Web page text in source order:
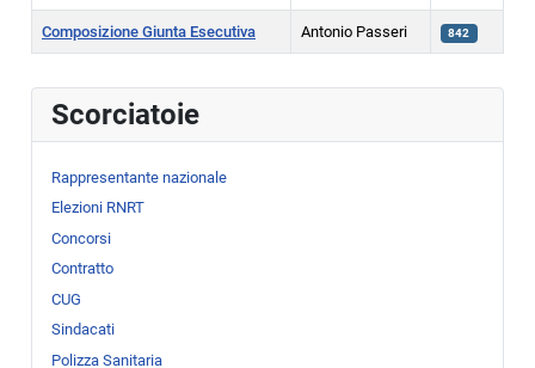
Scorciatoie
Rappresentante nazionale
Elezioni RNRT
Concorsi
Contratto
CUG
Sindacati
Polizza Sanitaria
Composizione Giunta Esecutiva Antonio Passeri 842